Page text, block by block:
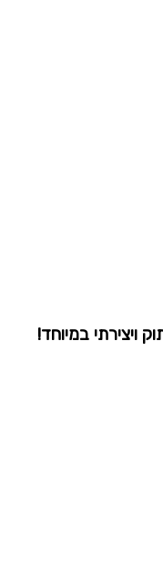
ויצירתי במיוחד!